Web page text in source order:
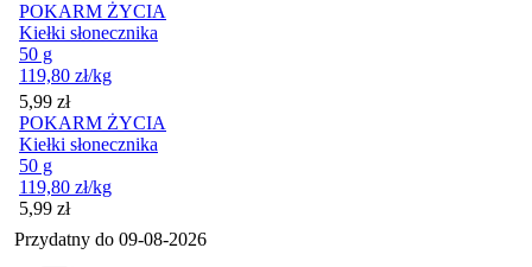
POKARM ŻYCIA
Kiełki słonecznika
50 g
119,80 zł/kg
Cena
5,99 zł
POKARM ŻYCIA
Kiełki słonecznika
50 g
119,80 zł/kg
Cena
5,99 zł
Przydatny do 09-08-2026